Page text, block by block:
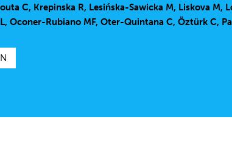
C, Krepinska R, Lesińska-Sawicka M, Liskova
Oconer-Rubiano MF, Oter-Quintana C, Öztürk C,